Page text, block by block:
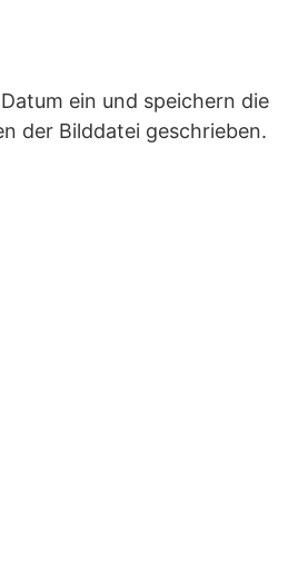
ein und speichern die
der Bilddatei geschrieben.